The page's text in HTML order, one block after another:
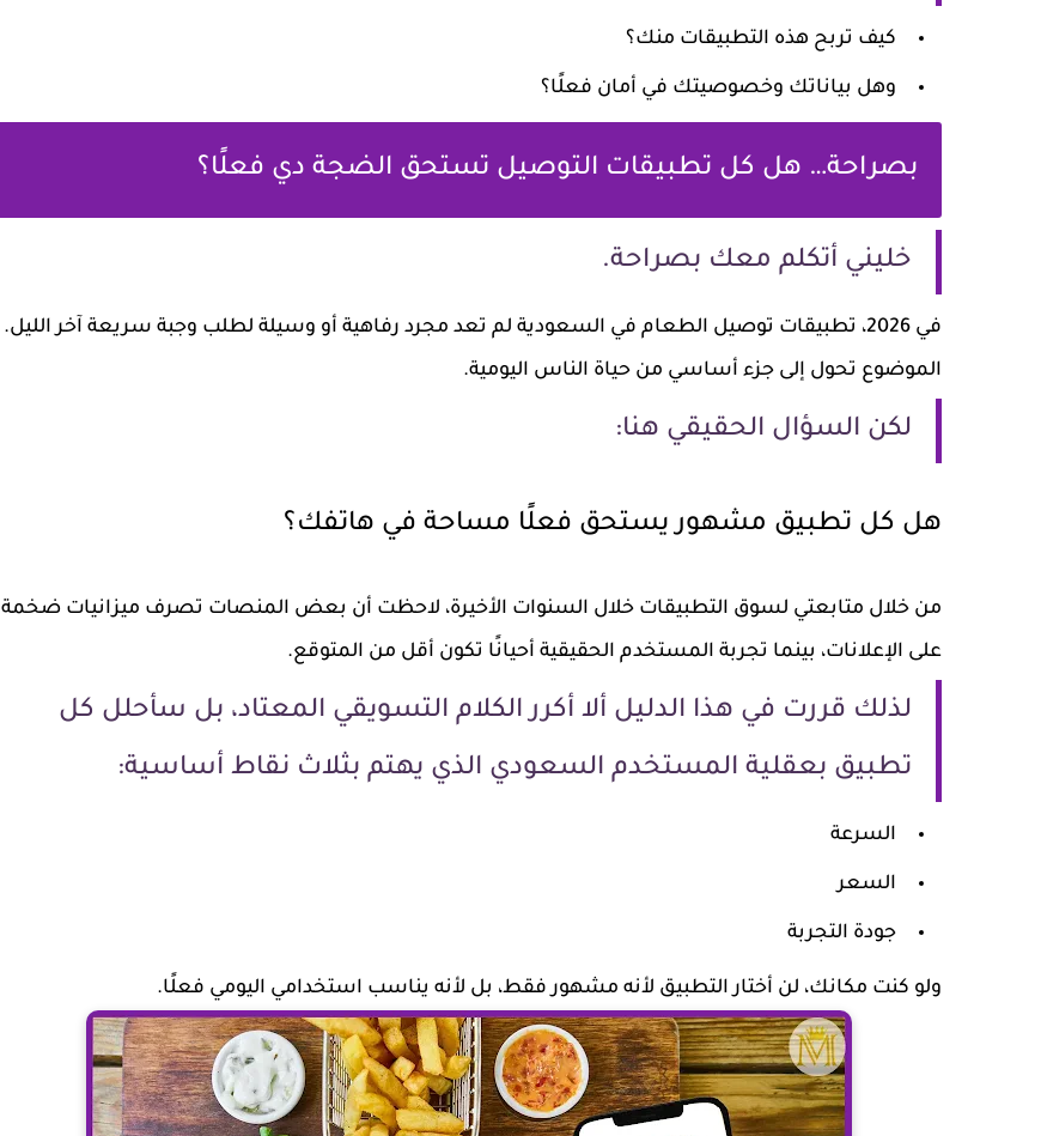
كيف تربح هذه التطبيقات منك؟
وهل بياناتك وخصوصيتك في أمان فعلًا؟
بصراحة… هل كل تطبيقات التوصيل تستحق الضجة دي فعلًا؟
خليني أتكلم معك بصراحة.
في 2026، تطبيقات توصيل الطعام في السعودية لم تعد مجرد رفاهية أو وسيلة لطلب وجبة سريعة آخر الليل.
الموضوع تحول إلى جزء أساسي من حياة الناس اليومية.
لكن السؤال الحقيقي هنا:
هل كل تطبيق مشهور يستحق فعلًا مساحة في هاتفك؟
من خلال متابعتي لسوق التطبيقات خلال السنوات الأخيرة، لاحظت أن بعض المنصات تصرف ميزانيات ضخمة
على الإعلانات، بينما تجربة المستخدم الحقيقية أحيانًا تكون أقل من المتوقع.
لذلك قررت في هذا الدليل ألا أكرر الكلام التسويقي المعتاد، بل سأحلل كل
تطبيق بعقلية المستخدم السعودي الذي يهتم بثلاث نقاط أساسية:
السرعة
السعر
جودة التجربة
ولو كنت مكانك، لن أختار التطبيق لأنه مشهور فقط، بل لأنه يناسب استخدامي اليومي فعلًا.